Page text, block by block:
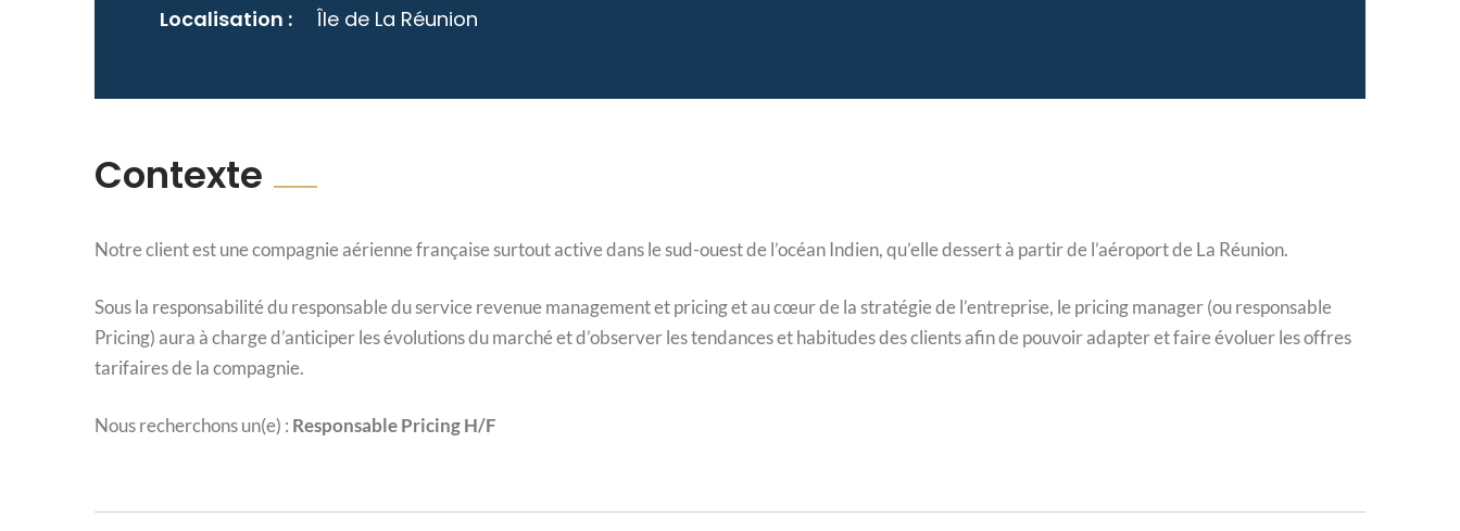
Localisation :
Île de La Réunion
Contexte
Notre client est une compagnie aérienne française surtout active dans le sud-ouest de l’océan Indien, qu’elle dessert à partir de l’aéroport de La Réunion.
Sous la responsabilité du responsable du service revenue management et pricing et au cœur de la stratégie de l’entreprise, le pricing manager (ou responsable
Pricing) aura à charge d’anticiper les évolutions du marché et d’observer les tendances et habitudes des clients afin de pouvoir adapter et faire évoluer les offres
tarifaires de la compagnie.
Nous recherchons un(e) : Responsable Pricing H/F